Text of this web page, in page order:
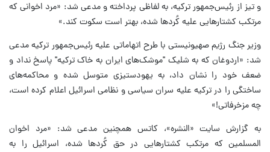
و تیز از رئیس‌جمهور ترکیه، به لفاظی پرداخته و مدعی شد: «مرد اخوانی که
مرتکب کشتارهایی علیه کُردها شده، بهتر است سکوت کند.»
وزیر جنگ رژیم صهیونیستی با طرح اتهاماتی علیه رئیس‌جمهور ترکیه مدعی
شد: «اردوغان که به شلیک "موشک‌های ایران به خاک ترکیه" پاسخ نداد و
ضعف خود را نشان داد، به یهودستیزی متوسل شده و محاکمه‌های
ساختگی را در ترکیه علیه سران سیاسی و نظامی اسرائیل اعلام کرده است،
چه مزخرفاتی!»
به گزارش سایت «النشره»، کاتس همچنین مدعی شد: «مرد اخوان
المسلمین که مرتکب کشتارهایی در حق کُردها شده، اسرائیل را به